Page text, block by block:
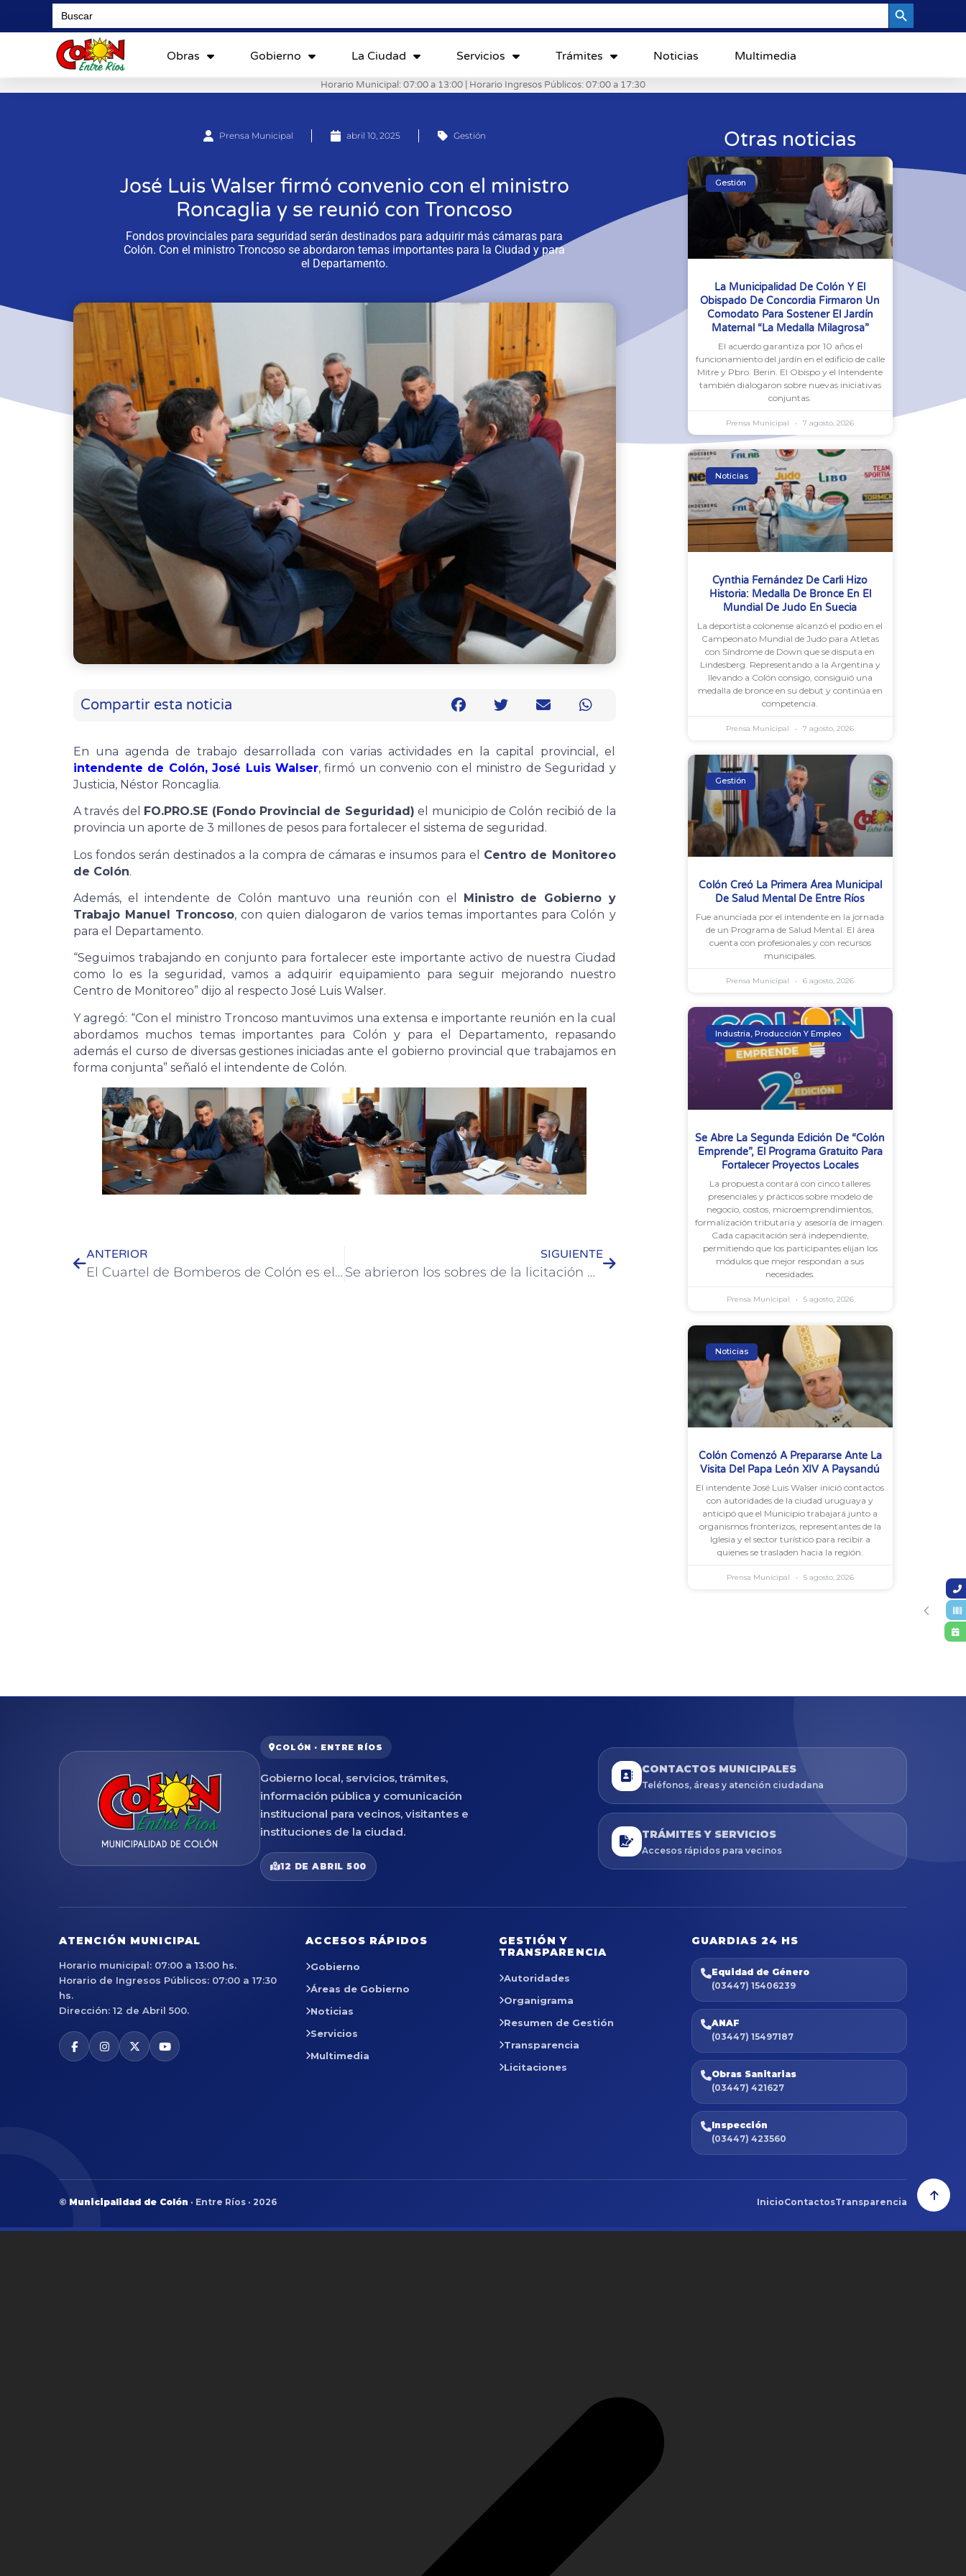
Search
for:
Obras Gobierno La Ciudad Servicios Trámites Noticias Multimedia
Horario Municipal: 07:00 a 13:00 | Horario Ingresos Públicos: 07:00 a 17:30
Prensa Municipal abril 10, 2025 Gestión
José Luis Walser firmó convenio con el ministro
Roncaglia y se reunió con Troncoso
Fondos provinciales para seguridad serán destinados para adquirir más cámaras para
Colón. Con el ministro Troncoso se abordaron temas importantes para la Ciudad y para
el Departamento.
Compartir esta noticia
En una agenda de trabajo desarrollada con varias actividades en la capital provincial, el
intendente de Colón, José Luis Walser, firmó un convenio con el ministro de Seguridad y
Justicia, Néstor Roncaglia.
A través del
FO.PRO.SE (Fondo Provincial de Seguridad) el municipio de Colón recibió de la
provincia un aporte de 3 millones de pesos para fortalecer el sistema de seguridad.
Los fondos serán destinados a la compra de cámaras e insumos para el Centro de Monitoreo
de Colón.
Además, el intendente de Colón mantuvo una reunión con el Ministro de Gobierno y
Trabajo Manuel Troncoso, con quien dialogaron de varios temas importantes para Colón y
para el Departamento.
“Seguimos trabajando en conjunto para fortalecer este importante activo de nuestra Ciudad
como lo es la seguridad, vamos a adquirir equipamiento para seguir mejorando nuestro
Centro de Monitoreo” dijo al respecto José Luis Walser.
Y agregó: “Con el ministro Troncoso mantuvimos una extensa e importante reunión en la cual
abordamos muchos temas importantes para Colón y para el Departamento, repasando
además el curso de diversas gestiones iniciadas ante el gobierno provincial que trabajamos en
forma conjunta” señaló el intendente de Colón.
ANTERIOR
El Cuartel de Bomberos de Colón es el primero en la provincia en implementar el Programa Oportunidades
SIGUIENTE
Se abrieron los sobres de la licitación para obras en la Escuela N° 1 Juan José Paso
Otras noticias
Gestión
La Municipalidad De Colón Y El
Obispado De Concordia Firmaron Un
Comodato Para Sostener El Jardín
Maternal “La Medalla Milagrosa”
El acuerdo garantiza por 10 años el
funcionamiento del jardín en el edificio de calle
Mitre y Pbro. Berin. El Obispo y el Intendente
también dialogaron sobre nuevas iniciativas
conjuntas.
Prensa Municipal 7 agosto, 2026
Noticias
Cynthia Fernández De Carli Hizo
Historia: Medalla De Bronce En El
Mundial De Judo En Suecia
La deportista colonense alcanzó el podio en el
Campeonato Mundial de Judo para Atletas
con Síndrome de Down que se disputa en
Lindesberg. Representando a la Argentina y
llevando a Colón consigo, consiguió una
medalla de bronce en su debut y continúa en
competencia.
Prensa Municipal 7 agosto, 2026
Gestión
Colón Creó La Primera Área Municipal
De Salud Mental De Entre Ríos
Fue anunciada por el intendente en la jornada
de un Programa de Salud Mental. El área
cuenta con profesionales y con recursos
municipales.
Prensa Municipal 6 agosto, 2026
Industria, Producción Y Empleo
Se Abre La Segunda Edición De “Colón
Emprende”, El Programa Gratuito Para
Fortalecer Proyectos Locales
La propuesta contará con cinco talleres
presenciales y prácticos sobre modelo de
negocio, costos, microemprendimientos,
formalización tributaria y asesoría de imagen.
Cada capacitación será independiente,
permitiendo que los participantes elijan los
módulos que mejor respondan a sus
necesidades.
Prensa Municipal 5 agosto, 2026
Noticias
Colón Comenzó A Prepararse Ante La
Visita Del Papa León XIV A Paysandú
El intendente José Luis Walser inició contactos
con autoridades de la ciudad uruguaya y
anticipó que el Municipio trabajará junto a
organismos fronterizos, representantes de la
Iglesia y el sector turístico para recibir a
quienes se trasladen hacia la región.
Prensa Municipal 5 agosto, 2026
COLÓN · ENTRE RÍOS
Gobierno local, servicios, trámites,
información pública y comunicación
institucional para vecinos, visitantes e
instituciones de la ciudad.
12 DE ABRIL 500
CONTACTOS MUNICIPALES
Teléfonos, áreas y atención ciudadana
TRÁMITES Y SERVICIOS
Accesos rápidos para vecinos
ATENCIÓN MUNICIPAL
Horario municipal: 07:00 a 13:00 hs.
Horario de Ingresos Públicos: 07:00 a 17:30
hs.
Dirección: 12 de Abril 500.
ACCESOS RÁPIDOS
Gobierno
Áreas de Gobierno
Noticias
Servicios
Multimedia
GESTIÓN Y
TRANSPARENCIA
Autoridades
Organigrama
Resumen de Gestión
Transparencia
Licitaciones
GUARDIAS 24 HS
Equidad de Género
(03447) 15406239
ANAF
(03447) 15497187
Obras Sanitarias
(03447) 421627
Inspección
(03447) 423560
© Municipalidad de Colón · Entre Ríos · 2026 InicioContactosTransparencia